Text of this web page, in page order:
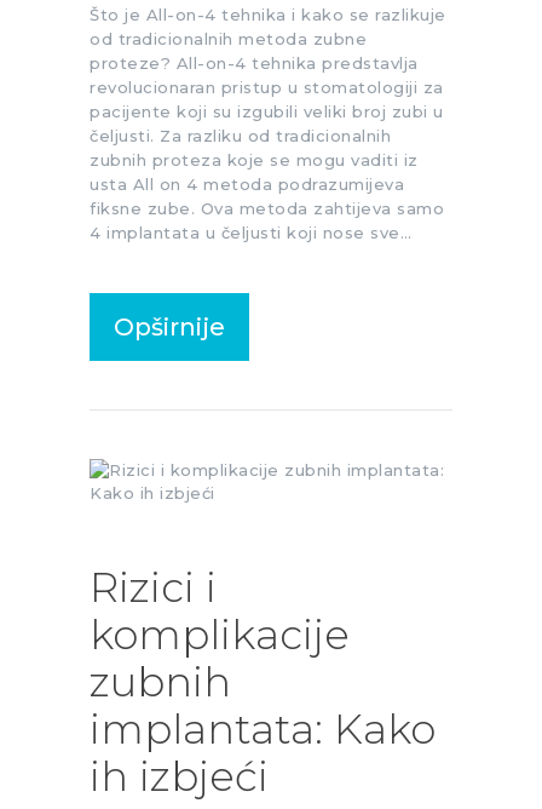
Što je All-on-4 tehnika i kako se razlikuje
od tradicionalnih metoda zubne
proteze? All-on-4 tehnika predstavlja
revolucionaran pristup u stomatologiji za
pacijente koji su izgubili veliki broj zubi u
čeljusti. Za razliku od tradicionalnih
zubnih proteza koje se mogu vaditi iz
usta All on 4 metoda podrazumijeva
fiksne zube. Ova metoda zahtijeva samo
4 implantata u čeljusti koji nose sve…
Opširnije
Rizici i
komplikacije
zubnih
implantata: Kako
ih izbjeći